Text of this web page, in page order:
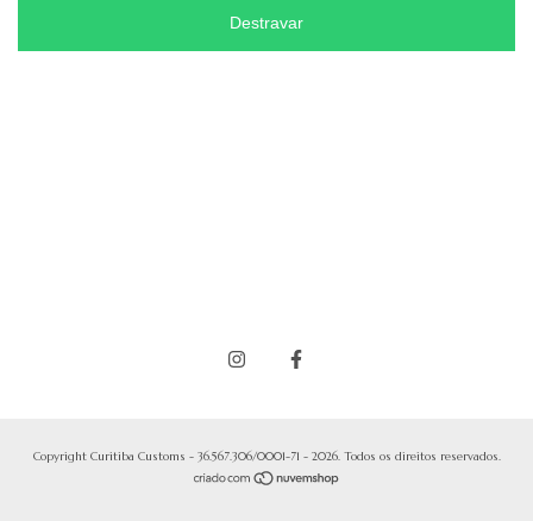
Destravar
Copyright Curitiba Customs - 36.567.306/0001-71 - 2026. Todos os direitos reservados.